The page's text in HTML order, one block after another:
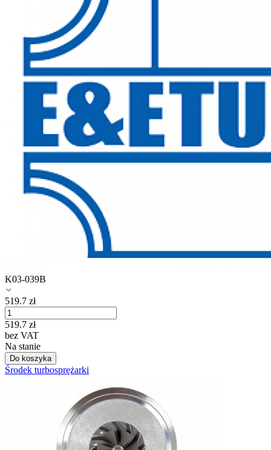
K03-039B
519.7 zł
519.7 zł
bez VAT
Na stanie
Do koszyka
Środek turbosprężarki